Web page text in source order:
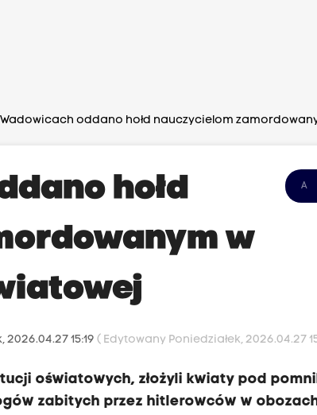
oddano hołd nauczycielom
A
hołd
w
2026.04.27 15:19( Edytowany Poniedziałek, 2026.04.27
oświatowych, złożyli kwiaty pod
zabitych przez hitlerowców w